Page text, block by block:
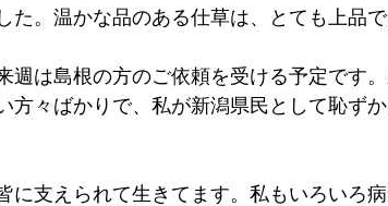
した。温かな品のある仕草は、とても上品
週は島根の方のご依頼を受ける予定です
方々ばかりで、私が新潟県民として恥ず
に支えられて生きてます。私もいろいろ